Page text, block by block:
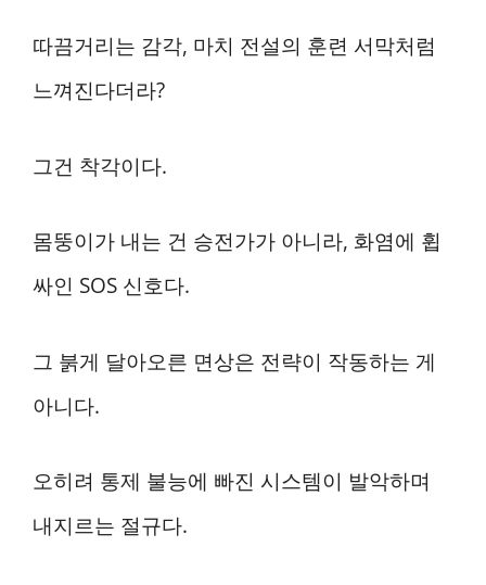
따끔거리는 감각, 마치 전설의 훈련 서막처럼
느껴진다더라?
그건 착각이다.
몸뚱이가 내는 건 승전가가 아니라, 화염에 휩
싸인 SOS 신호다.
그 붉게 달아오른 면상은 전략이 작동하는 게
아니다.
오히려 통제 불능에 빠진 시스템이 발악하며
내지르는 절규다.